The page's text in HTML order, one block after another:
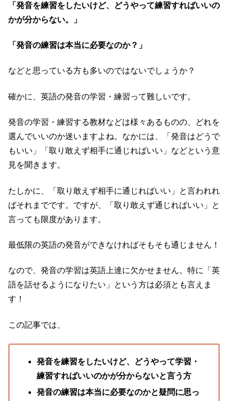
「発音を練習をしたいけど、どうやって練習すればいいの
かが分からない。」
「発音の練習は本当に必要なのか？」
などと思っている方も多いのではないでしょうか？
確かに、英語の発音の学習・練習って難しいです。
発音の学習・練習する教材などは様々あるものの、どれを
選んでいいのか迷いますよね。なかには、「発音はどうで
もいい」「取り敢えず相手に通じればいい」などという意
見を聞きます。
たしかに、「取り敢えず相手に通じればいい」と言われれ
ばそれまでです。ですが、「取り敢えず通じればいい」と
言っても限度があります。
最低限の英語の発音ができなければそもそも通じません！
なので、発音の学習は英語上達に欠かせません。特に「英
語を話せるようになりたい」という方は必須とも言えま
す！
この記事では、
発音を練習をしたいけど、どうやって学習・
練習すればいいのかが分からないと言う方
発音の練習は本当に必要なのかと疑問に思っ